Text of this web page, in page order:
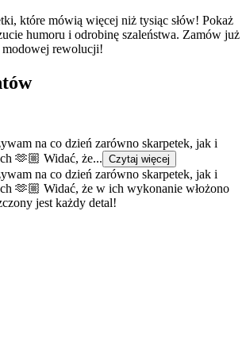
które mówią więcej niż tysiąc słów! Pokaż
humoru i odrobinę szaleństwa. Zamów już
modowej rewolucji!
na co dzień zarówno skarpetek, jak i
🫶🏼 Widać, że... Czytaj więcej
na co dzień zarówno skarpetek, jak i
🫶🏼 Widać, że w ich wykonanie włożono
jest każdy detal!